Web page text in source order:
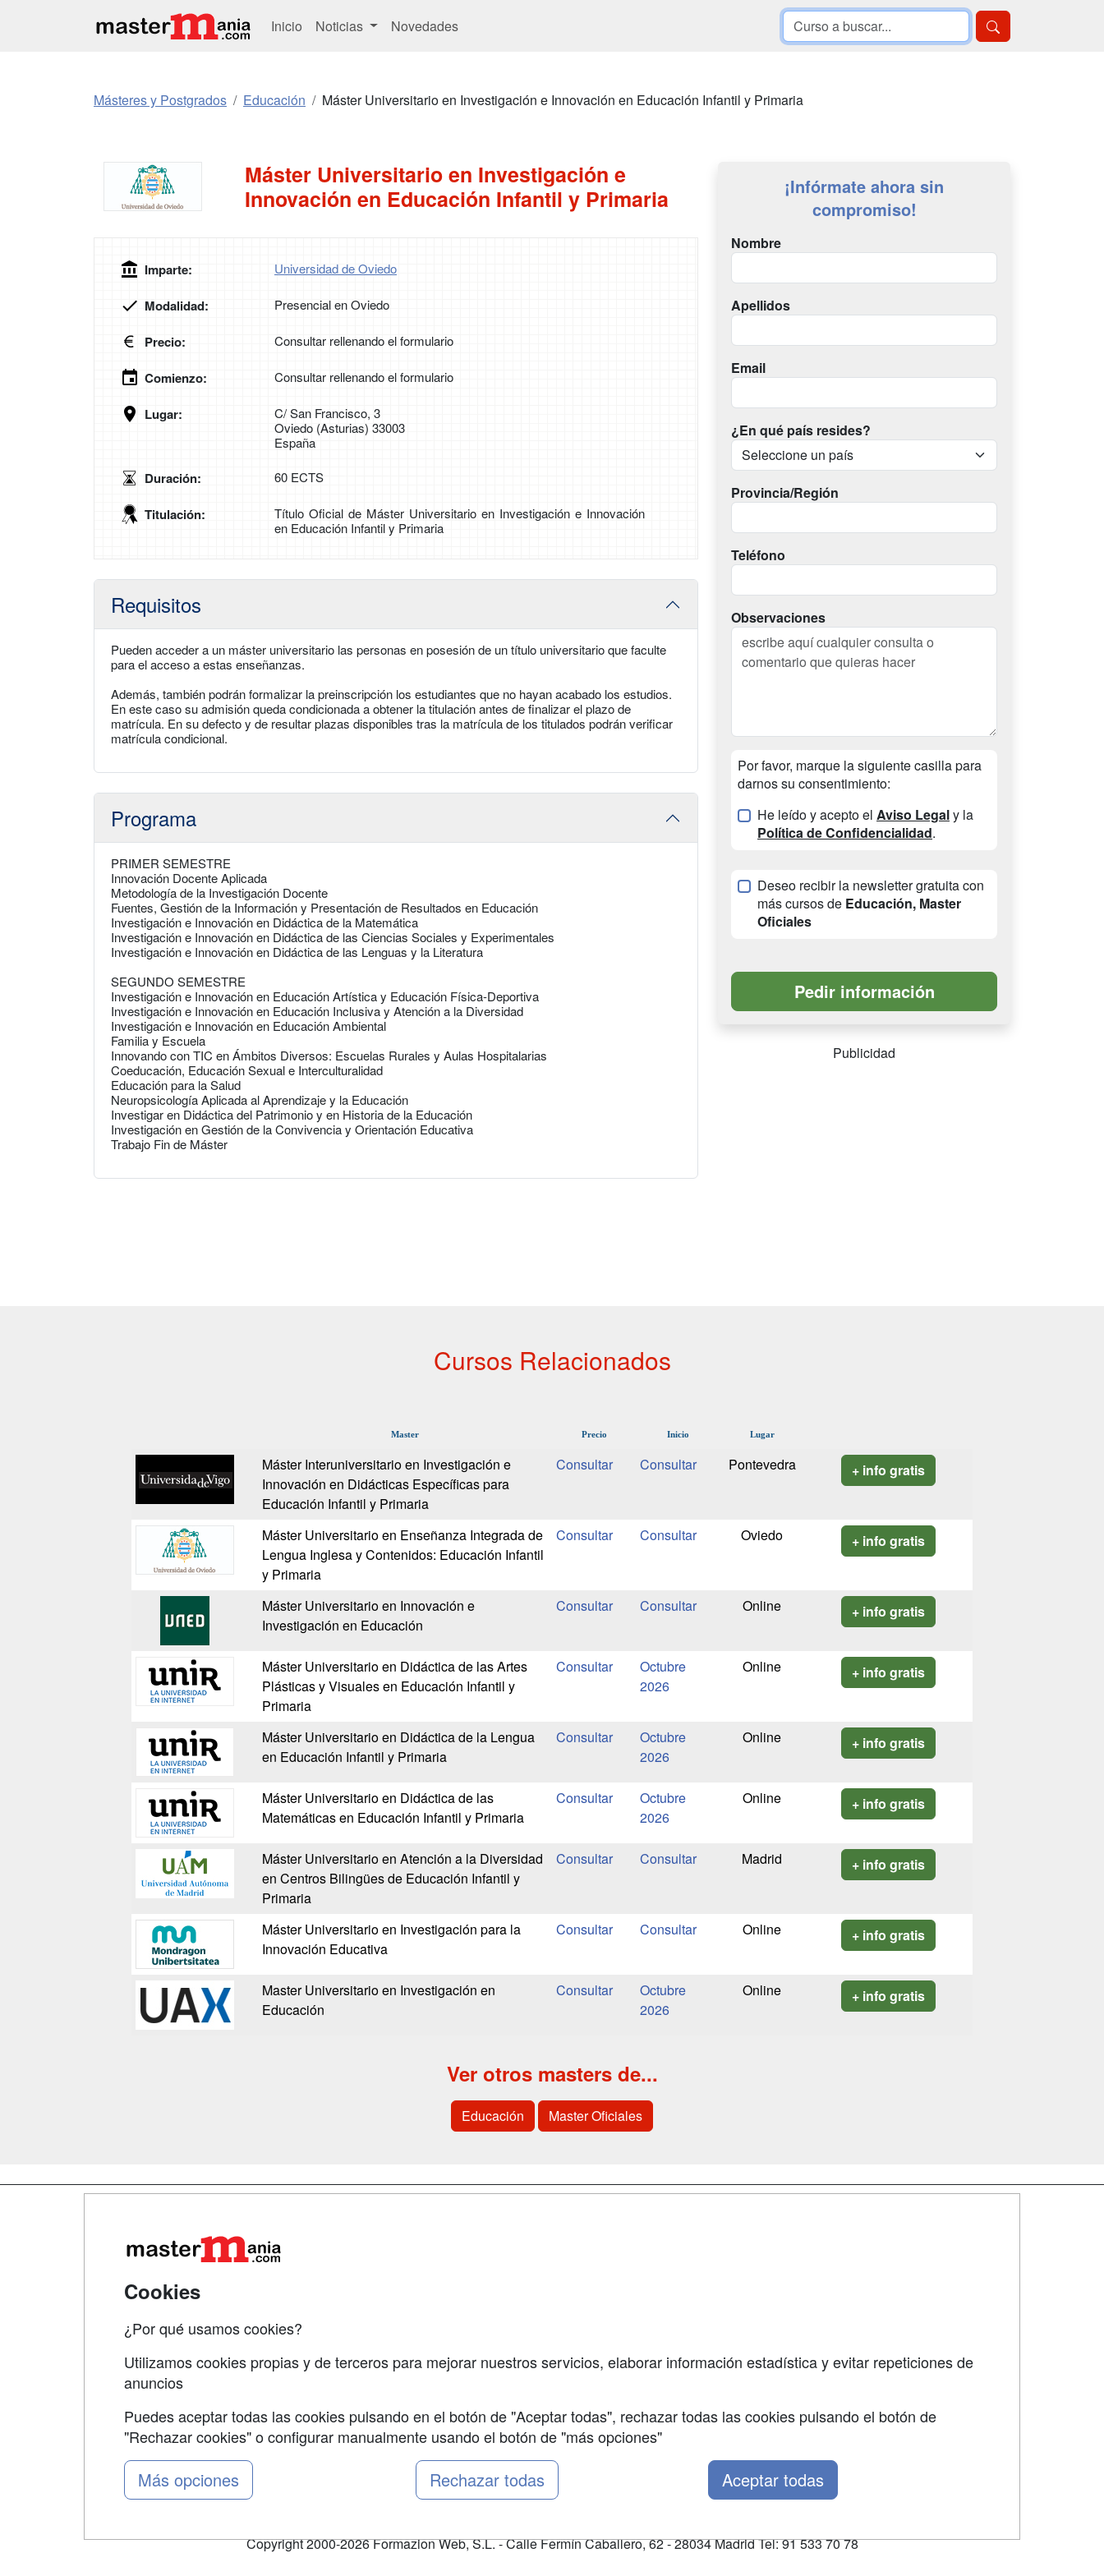
Inicio Noticias Novedades
Másteres y Postgrados Educación Máster Universitario en Investigación e Innovación en Educación Infantil y Primaria
Máster Universitario en Investigación e
Innovación en Educación Infantil y Primaria
Imparte: Universidad de Oviedo
Modalidad: Presencial en Oviedo
Precio: Consultar rellenando el formulario
Comienzo: Consultar rellenando el formulario
Lugar:
C/ San Francisco, 3
Oviedo (Asturias) 33003
España
Duración: 60 ECTS
Titulación:
Título Oficial de Máster Universitario en Investigación e Innovación
en Educación Infantil y Primaria
Requisitos
Pueden acceder a un máster universitario las personas en posesión de un título universitario que faculte
para el acceso a estas enseñanzas.
Además, también podrán formalizar la preinscripción los estudiantes que no hayan acabado los estudios.
En este caso su admisión queda condicionada a obtener la titulación antes de finalizar el plazo de
matrícula. En su defecto y de resultar plazas disponibles tras la matrícula de los titulados podrán verificar
matrícula condicional.
Programa
PRIMER SEMESTRE
Innovación Docente Aplicada
Metodología de la Investigación Docente
Fuentes, Gestión de la Información y Presentación de Resultados en Educación
Investigación e Innovación en Didáctica de la Matemática
Investigación e Innovación en Didáctica de las Ciencias Sociales y Experimentales
Investigación e Innovación en Didáctica de las Lenguas y la Literatura
SEGUNDO SEMESTRE
Investigación e Innovación en Educación Artística y Educación Física-Deportiva
Investigación e Innovación en Educación Inclusiva y Atención a la Diversidad
Investigación e Innovación en Educación Ambiental
Familia y Escuela
Innovando con TIC en Ámbitos Diversos: Escuelas Rurales y Aulas Hospitalarias
Coeducación, Educación Sexual e Interculturalidad
Educación para la Salud
Neuropsicología Aplicada al Aprendizaje y la Educación
Investigar en Didáctica del Patrimonio y en Historia de la Educación
Investigación en Gestión de la Convivencia y Orientación Educativa
Trabajo Fin de Máster
¡Infórmate ahora sin
compromiso!
Nombre
Apellidos
Email
¿En qué país resides?
Provincia/Región
Teléfono
Observaciones
Por favor, marque la siguiente casilla para
darnos su consentimiento:
He leído y acepto el Aviso Legaly la
Política de Confidencialidad.
Deseo recibir la newsletter gratuita con
más cursos de Educación, Master
Oficiales
Publicidad
Cursos Relacionados
Master Precio Inicio Lugar
Máster Interuniversitario en Investigación e
Innovación en Didácticas Específicas para
Educación Infantil y Primaria
Pontevedra + info gratis
Máster Universitario en Enseñanza Integrada de
Lengua Inglesa y Contenidos: Educación Infantil
y Primaria
Oviedo + info gratis
Máster Universitario en Innovación e
Investigación en Educación
Online + info gratis
Máster Universitario en Didáctica de las Artes
Plásticas y Visuales en Educación Infantil y
Primaria
Octubre
2026
Online + info gratis
Máster Universitario en Didáctica de la Lengua
en Educación Infantil y Primaria
Octubre
2026
Online + info gratis
Máster Universitario en Didáctica de las
Matemáticas en Educación Infantil y Primaria
Octubre
2026
Online + info gratis
Máster Universitario en Atención a la Diversidad
en Centros Bilingües de Educación Infantil y
Primaria
Madrid + info gratis
Máster Universitario en Investigación para la
Innovación Educativa
Online + info gratis
Master Universitario en Investigación en
Educación
Octubre
2026
Online + info gratis
Ver otros masters de...
Educación Master Oficiales
Grupo formazion:
Copyright 2000-2026 Formazion Web, S.L. - Calle Fermín Caballero, 62 - 28034 Madrid Tel: 91 533 70 78
Cookies
¿Por qué usamos cookies?
Utilizamos cookies propias y de terceros para mejorar nuestros servicios, elaborar información estadística y evitar repeticiones de
anuncios
Puedes aceptar todas las cookies pulsando en el botón de "Aceptar todas", rechazar todas las cookies pulsando el botón de
"Rechazar cookies" o configurar manualmente usando el botón de "más opciones"
Más opciones Rechazar todas Aceptar todas